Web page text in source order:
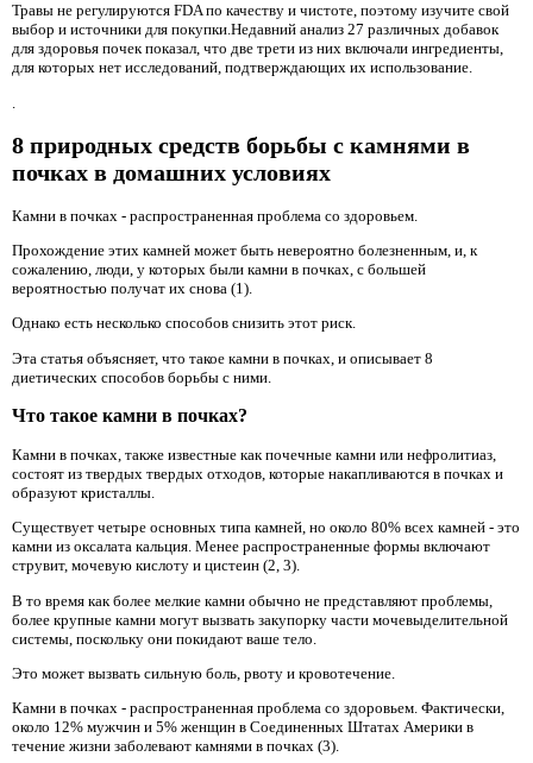
Травы не регулируются FDA по качеству и чистоте, поэтому изучите свой
выбор и источники для покупки.Недавний анализ 27 различных добавок
для здоровья почек показал, что две трети из них включали ингредиенты,
для которых нет исследований, подтверждающих их использование.
8 природных средств борьбы с камнями в
почках в домашних условиях
Камни в почках - распространенная проблема со здоровьем.
Прохождение этих камней может быть невероятно болезненным, и, к
сожалению, люди, у которых были камни в почках, с большей
вероятностью получат их снова (1).
Однако есть несколько способов снизить этот риск.
Эта статья объясняет, что такое камни в почках, и описывает 8
диетических способов борьбы с ними.
Что такое камни в почках?
Камни в почках, также известные как почечные камни или нефролитиаз,
состоят из твердых твердых отходов, которые накапливаются в почках и
образуют кристаллы.
Существует четыре основных типа камней, но около 80% всех камней - это
камни из оксалата кальция. Менее распространенные формы включают
струвит, мочевую кислоту и цистеин (2, 3).
В то время как более мелкие камни обычно не представляют проблемы,
более крупные камни могут вызвать закупорку части мочевыделительной
системы, поскольку они покидают ваше тело.
Это может вызвать сильную боль, рвоту и кровотечение.
Камни в почках - распространенная проблема со здоровьем. Фактически,
около 12% мужчин и 5% женщин в Соединенных Штатах Америки в
течение жизни заболевают камнями в почках (3).